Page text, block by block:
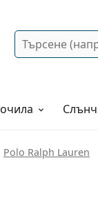
Търсене
Polo Ralph Lauren